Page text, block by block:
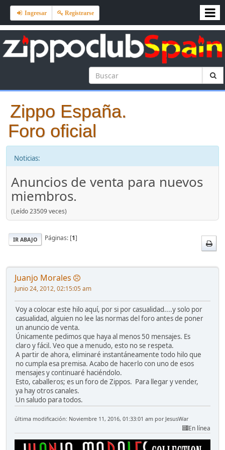
Ingresar Registrarse
Zippo España.
Foro oficial
Noticias:
Anuncios de venta para nuevos
miembros.
(Leído 23509 veces)
IR ABAJO Páginas: [1]
Juanjo Morales
Junio 24, 2012, 02:15:05 am
Voy a colocar este hilo aquí, por si por casualidad....y solo por
casualidad, alguien no lee las normas del foro antes de poner
un anuncio de venta.
Únicamente pedimos que haya al menos 50 mensajes. Es
claro y fácil. Veo que a menudo, esto no se respeta.
A partir de ahora, eliminaré instantáneamente todo hilo que
no cumpla esa premisa. Acabo de hacerlo con uno de esos
mensajes y continuaré haciéndolo.
Esto, caballeros; es un foro de Zippos. Para llegar y vender,
ya hay otros canales.
Un saludo para todos.
última modificación: Noviembre 11, 2016, 01:33:01 am por JesusWar
En línea